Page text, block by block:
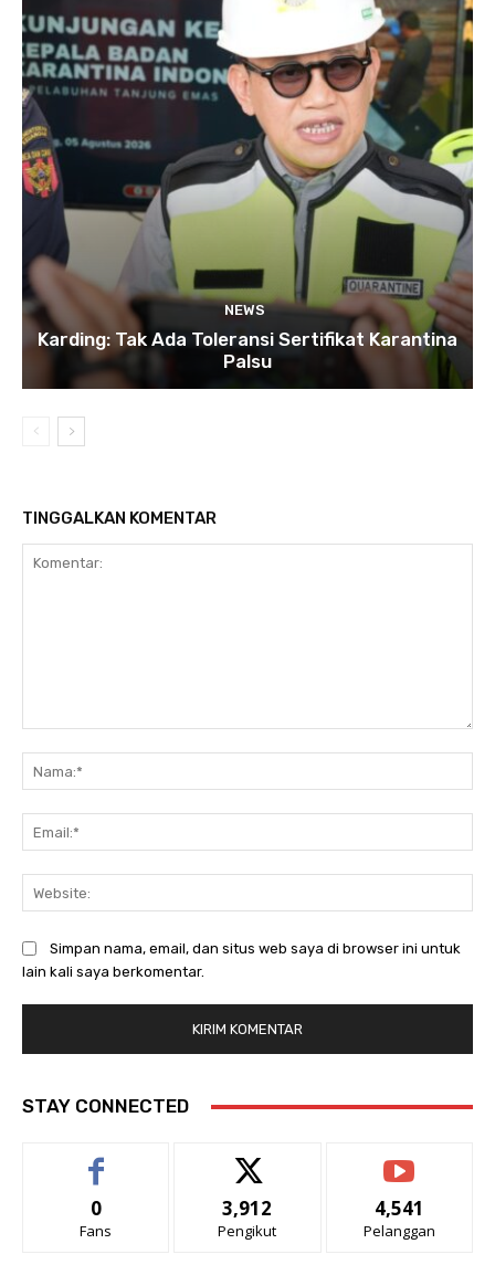
NEWS
Karding: Tak Ada Toleransi Sertifikat Karantina
Palsu
TINGGALKAN KOMENTAR
Simpan nama, email, dan situs web saya di browser ini untuk
lain kali saya berkomentar.
STAY CONNECTED
0
Fans
3,912
Pengikut
4,541
Pelanggan